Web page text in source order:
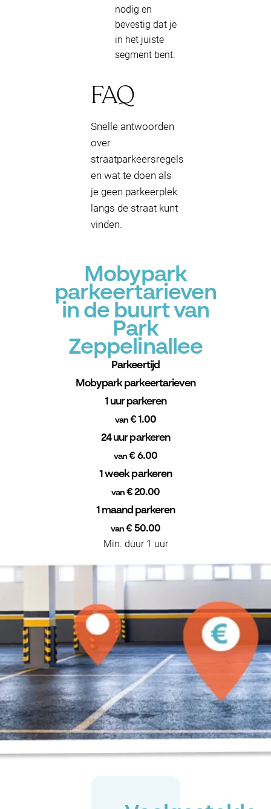
nodig en
bevestig dat je
in het juiste
segment bent.
FAQ
Snelle antwoorden
over
straatparkeersregels
en wat te doen als
je geen parkeerplek
langs de straat kunt
vinden.
Mobypark
parkeertarieven
in de buurt van
Park
Zeppelinallee
Parkeertijd
Mobypark parkeertarieven
1 uur parkeren
van€ 1.00
24 uur parkeren
van € 6.00
1 week parkeren
van€ 20.00
1 maand parkeren
van € 50.00
Min. duur 1 uur